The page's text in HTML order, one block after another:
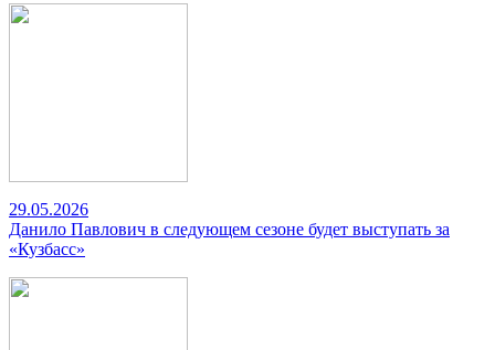
29.05.2026
Данило Павлович в следующем сезоне будет выступать за
«Кузбасс»